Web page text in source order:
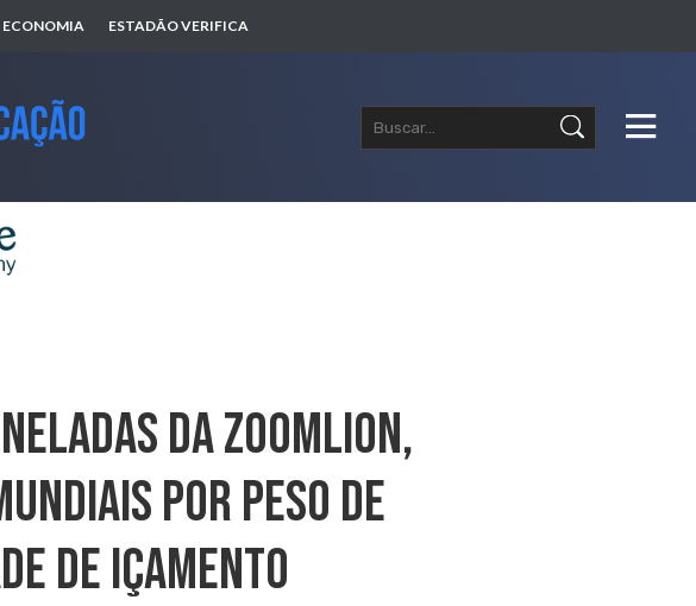
ECONOMIA ESTADÃO VERIFICA
Da Zoomlion,
Por Peso De
De Içamento